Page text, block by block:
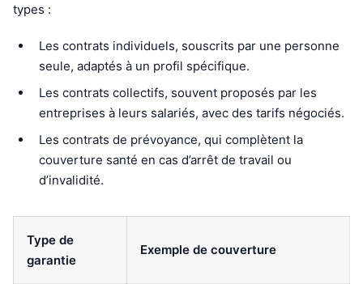
types :
Les contrats individuels, souscrits par une personne
seule, adaptés à un profil spécifique.
Les contrats collectifs, souvent proposés par les
entreprises à leurs salariés, avec des tarifs négociés.
Les contrats de prévoyance, qui complètent la
couverture santé en cas d’arrêt de travail ou
d’invalidité.
Type de
garantie
Exemple de couverture